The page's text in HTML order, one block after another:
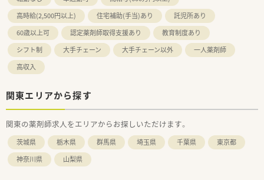
高時給(2,500円以上)
住宅補助(手当)あり
託児所あり
60歳以上可
認定薬剤師取得支援あり
教育制度あり
シフト制
大手チェーン 大手チェーン以外
一人薬剤師
高収入
関東エリアから探す
関東の薬剤師求人をエリアからお探しいただけます。
茨城県 栃木県 群馬県 埼玉県 千葉県
東京都
神奈川県
山梨県